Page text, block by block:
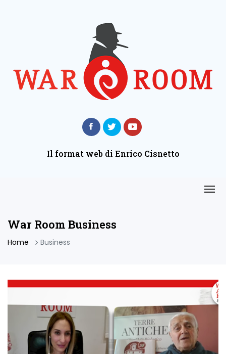
Il format web di Enrico Cisnetto
War Room Business
Home Business